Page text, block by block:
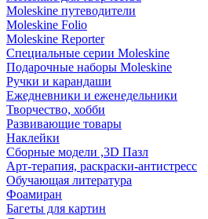
Moleskine путеводители
Moleskine Folio
Moleskine Reporter
Специальные серии Moleskine
Подарочные наборы Moleskine
Ручки и карандаши
Ежедневники и еженедельники
Творчество, хобби
Развивающие товары
Наклейки
Сборные модели ,3D Пазл
Арт-терапия, раскраски-антистресс
Обучающая литература
Фоамиран
Багеты для картин